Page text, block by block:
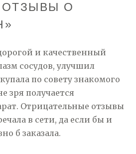
О
и качественный
сосудов, улучшил
по совету знакомого
зря получается
Отрицательные отзывы
в сети, да если бы и
б заказала.